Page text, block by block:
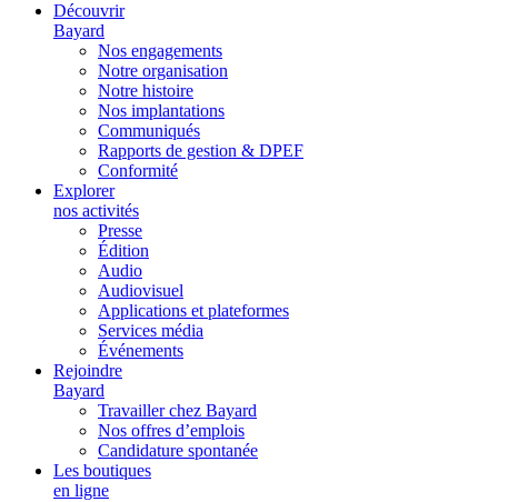
Découvrir
Bayard
Nos engagements
Notre organisation
Notre histoire
Nos implantations
Communiqués
Rapports de gestion & DPEF
Conformité
Explorer
nos activités
Presse
Édition
Audio
Audiovisuel
Applications et plateformes
Services média
Événements
Rejoindre
Bayard
Travailler chez Bayard
Nos offres d’emplois
Candidature spontanée
Les boutiques
en ligne